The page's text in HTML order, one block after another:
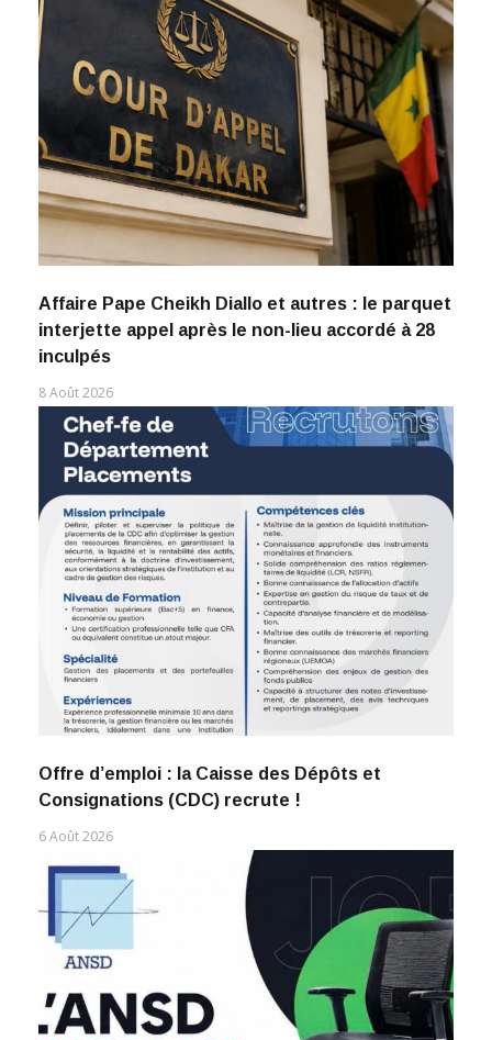
Affaire Pape Cheikh Diallo et autres : le parquet
interjette appel après le non-lieu accordé à 28
inculpés
8 Août 2026
Offre d’emploi : la Caisse des Dépôts et
Consignations (CDC) recrute !
6 Août 2026